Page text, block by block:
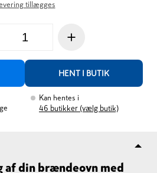
tillægges
+
HENT I BUTIK
Kan hentes i
46 butikker (vælg butik)
af din brændeovn med